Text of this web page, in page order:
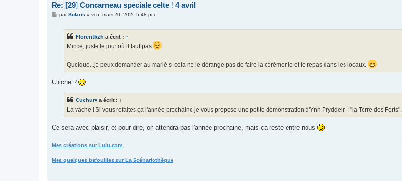
Re: [29] Concarneau spéciale celte ! 4 avril
MparSolaris » ven. mars 20, 2026 5:48 pm
Florentbzh a écrit : ↑
Mince, juste le jour où il faut pas
Quoique...je peux demander au marié si cela ne le dérange pas de faire la cérémonie et le repas dans les locaux.
Chiche ?
Cuchurv a écrit : ↑
La vache ! Si vous refaites ça l'année prochaine je vous propose une petite démonstration d'Ynn Pryddein : "la Terre des Forts".
Ce sera avec plaisir, et pour dire, on attendra pas l'année prochaine, mais ça reste entre nous
Mes créations sur Lulu.com
Mes quelques bafouilles sur La Scénariothèque